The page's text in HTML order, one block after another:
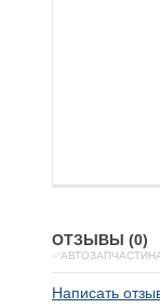
ОТЗЫВЫ (0)
Написать